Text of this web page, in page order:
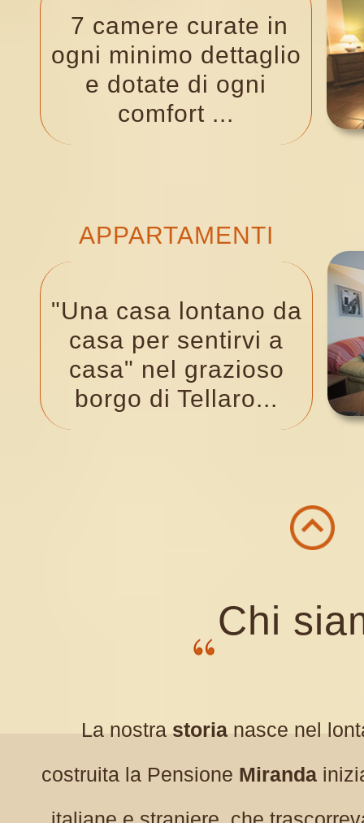
7 camere curate in
ogni minimo dettaglio
e dotate di ogni
comfort ...
APPARTAMENTI
"Una casa lontano da
casa per sentirvi a
casa" nel grazioso
borgo di Tellaro...
Chi
La nostra storianasce nel
costruita la Pensione Miranda